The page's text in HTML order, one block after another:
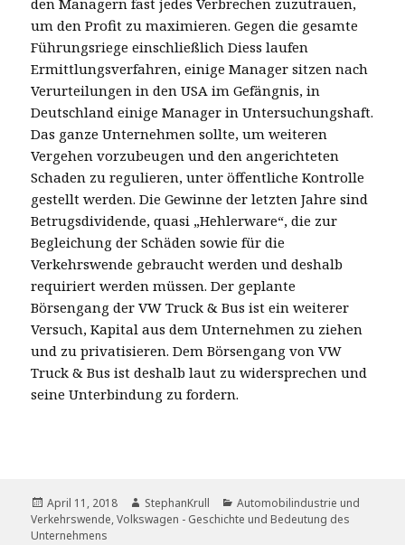
um den Profit zu maximieren. Gegen die gesamte
Führungsriege einschließlich Diess laufen
Ermittlungsverfahren, einige Manager sitzen nach
Verurteilungen in den USA im Gefängnis, in
Deutschland einige Manager in Untersuchungshaft.
Das ganze Unternehmen sollte, um weiteren
Vergehen vorzubeugen und den angerichteten
Schaden zu regulieren, unter öffentliche Kontrolle
gestellt werden. Die Gewinne der letzten Jahre sind
Betrugsdividende, quasi „Hehlerware“, die zur
Begleichung der Schäden sowie für die
Verkehrswende gebraucht werden und deshalb
requiriert werden müssen. Der geplante
Börsengang der VW Truck & Bus ist ein weiterer
Versuch, Kapital aus dem Unternehmen zu ziehen
und zu privatisieren. Dem Börsengang von VW
Truck & Bus ist deshalb laut zu widersprechen und
seine Unterbindung zu fordern.
Veröffentlicht
am
April 11, 2018 Autor
StephanKrull Kategorien
Automobilindustrie und
Verkehrswende,Volkswagen - Geschichte und Bedeutung des
Unternehmens